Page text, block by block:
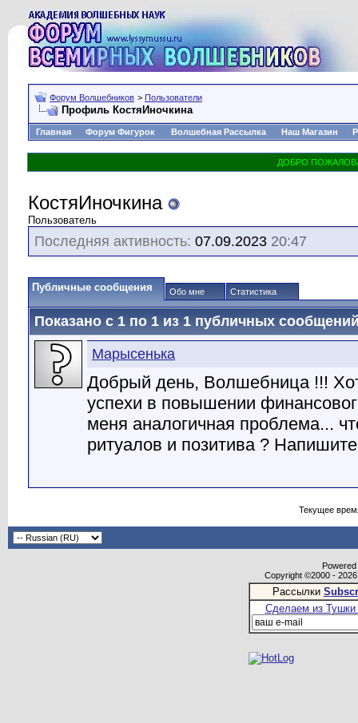
Форум Волшебников > Пользователи
Профиль КостяИночкина
Главная Форум Фигурок Волшебная Рассылка Наш Магазин
КостяИночкина
Пользователь
Последняя активность: 07.09.2023 20:47
Публичные сообщения Обо мне Статистика
Показано с 1 по 1 из 1 публичных
Марысенька
Добрый день, Волшебница !!!
успехи в повышении
меня аналогичная проблема...
ритуалов и позитива ?
Текущее
Copyright ©2000 -
Рассылки
Сделаем из Тушки